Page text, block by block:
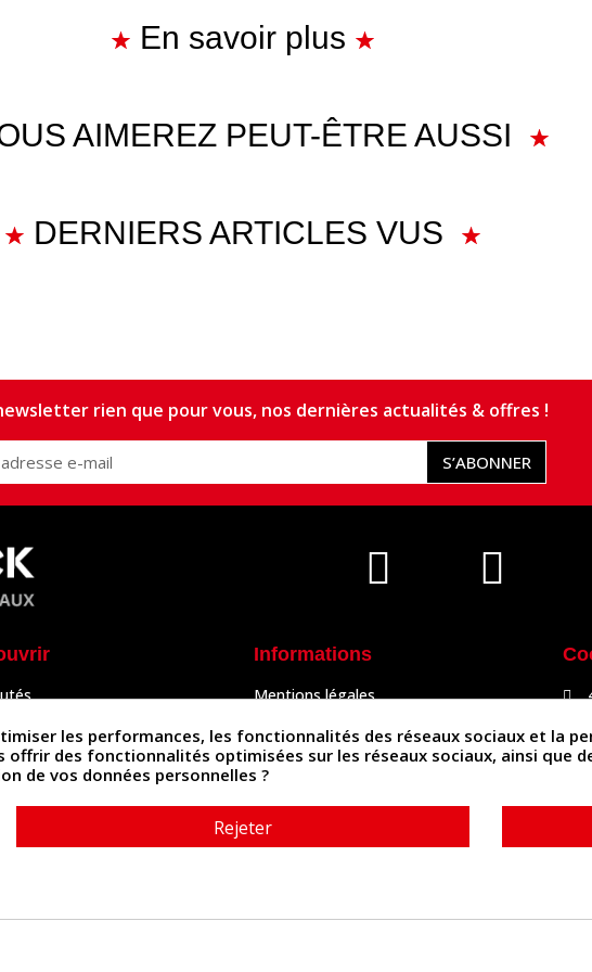
En savoir plus
AIMEREZ PEUT-ÊTRE AUSSI
DERNIERS ARTICLES VUS
rien que pour vous, nos dernières actualités & offres !
S’ABONNER
Accessoires
Informations
Mentions légales
Politique de confidentialité
Politique des cookies
Contactez-nous
les performances, les fonctionnalités des réseaux sociaux et la
des fonctionnalités optimisées sur les réseaux sociaux, ainsi que
de vos données personnelles ?
Rejeter